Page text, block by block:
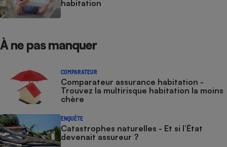
habitation
À ne pas manquer
COMPARATEUR
Comparateur assurance habitation -
Trouvez la multirisque habitation la moins
chère
ENQUÊTE
Catastrophes naturelles - Et si l’État
devenait assureur ?